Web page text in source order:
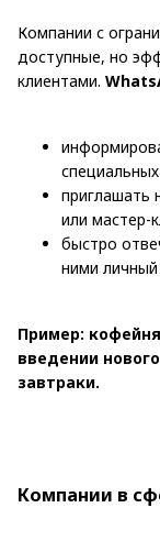
Компании с
доступные, но
клиентами.
приглашать
или мастер-
быстро
ними личный
Пример:
введении
завтраки.
Компании в